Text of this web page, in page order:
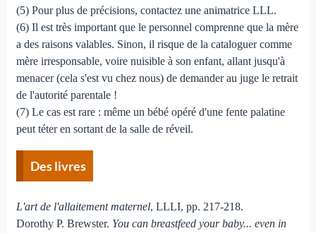
(5) Pour plus de précisions, contactez une animatrice LLL.
(6) Il est très important que le personnel comprenne que la mère
a des raisons valables. Sinon, il risque de la cataloguer comme
mère irresponsable, voire nuisible à son enfant, allant jusqu'à
menacer (cela s'est vu chez nous) de demander au juge le retrait
de l'autorité parentale !
(7) Le cas est rare : même un bébé opéré d'une fente palatine
peut téter en sortant de la salle de réveil.
Des livres
L'art de l'allaitement maternel, LLLI, pp. 217-218.
Dorothy P. Brewster. You can breastfeed your baby... even in